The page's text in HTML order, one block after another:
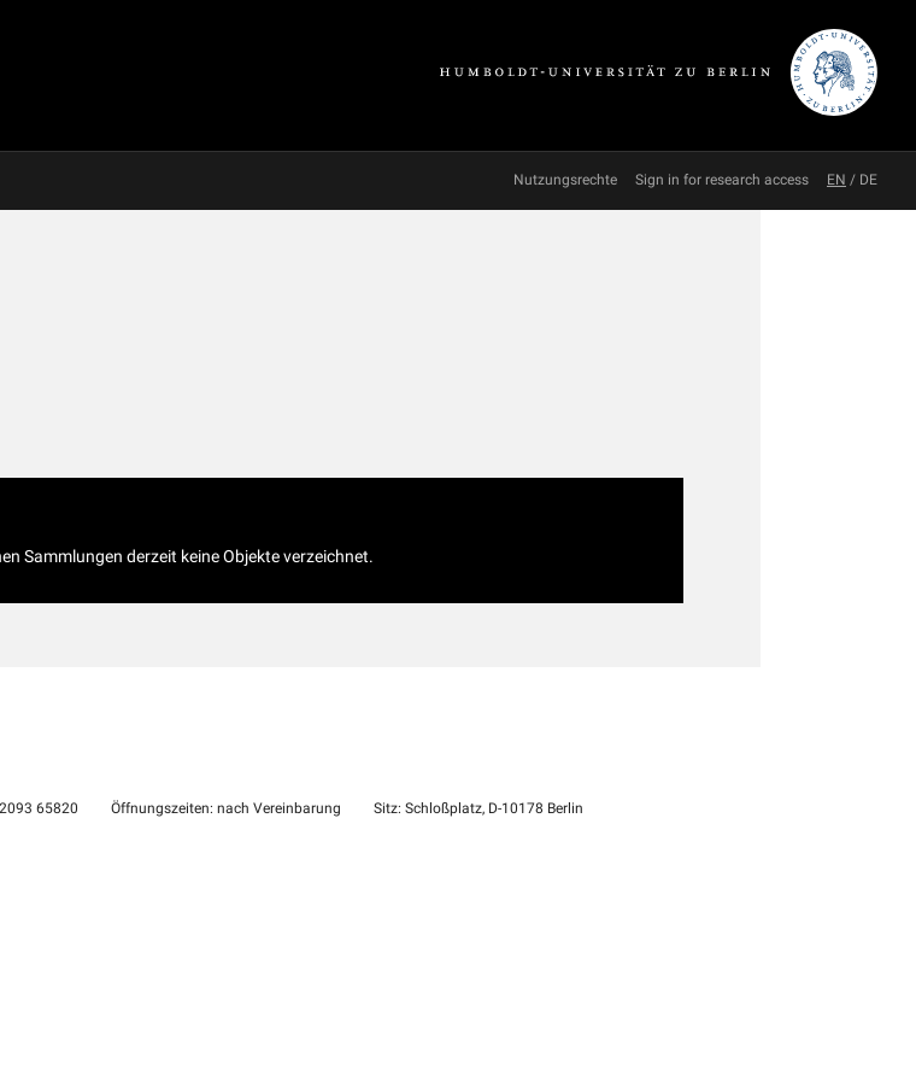
Nutzungsrechte Sign in for research access EN / DE
Sammlungen derzeit keine Objekte verzeichnet.
65820 Öffnungszeiten: nach Vereinbarung Sitz: Schloßplatz, D-10178 Berlin